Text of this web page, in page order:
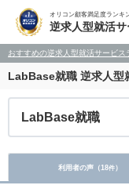
オリコン顧客満足度ランキ
逆求人型就活サ
おすすめの逆求人型就活サービス
LabBase就職 逆求人型
LabBase就職
利用者の声（18件）